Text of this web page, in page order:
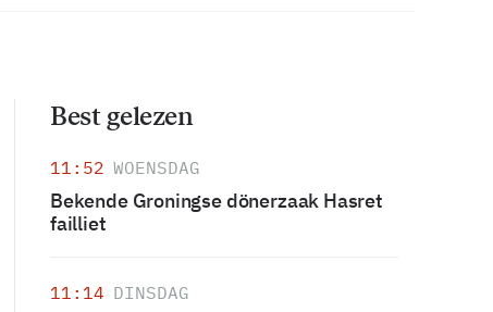
Best gelezen
11:52 WOENSDAG
Bekende Groningse dönerzaak Hasret
failliet
11:14 DINSDAG